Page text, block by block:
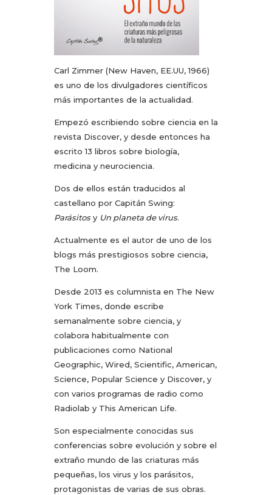
Carl Zimmer (New Haven, EE.UU, 1966)
es uno de los divulgadores científicos
más importantes de la actualidad.
Empezó escribiendo sobre ciencia en la
revista Discover, y desde entonces ha
escrito 13 libros sobre biología,
medicina y neurociencia.
Dos de ellos están traducidos al
castellano por Capitán Swing:
Parásitosy Un planeta de virus.
Actualmente es el autor de uno de los
blogs más prestigiosos sobre ciencia,
The Loom.
Desde 2013 es columnista en The New
York Times, donde escribe
semanalmente sobre ciencia, y
colabora habitualmente con
publicaciones como National
Geographic, Wired, Scientific, American,
Science, Popular Science y Discover, y
con varios programas de radio como
Radiolab y This American Life.
Son especialmente conocidas sus
conferencias sobre evolución y sobre el
extraño mundo de las criaturas más
pequeñas, los virus y los parásitos,
protagonistas de varias de sus obras.